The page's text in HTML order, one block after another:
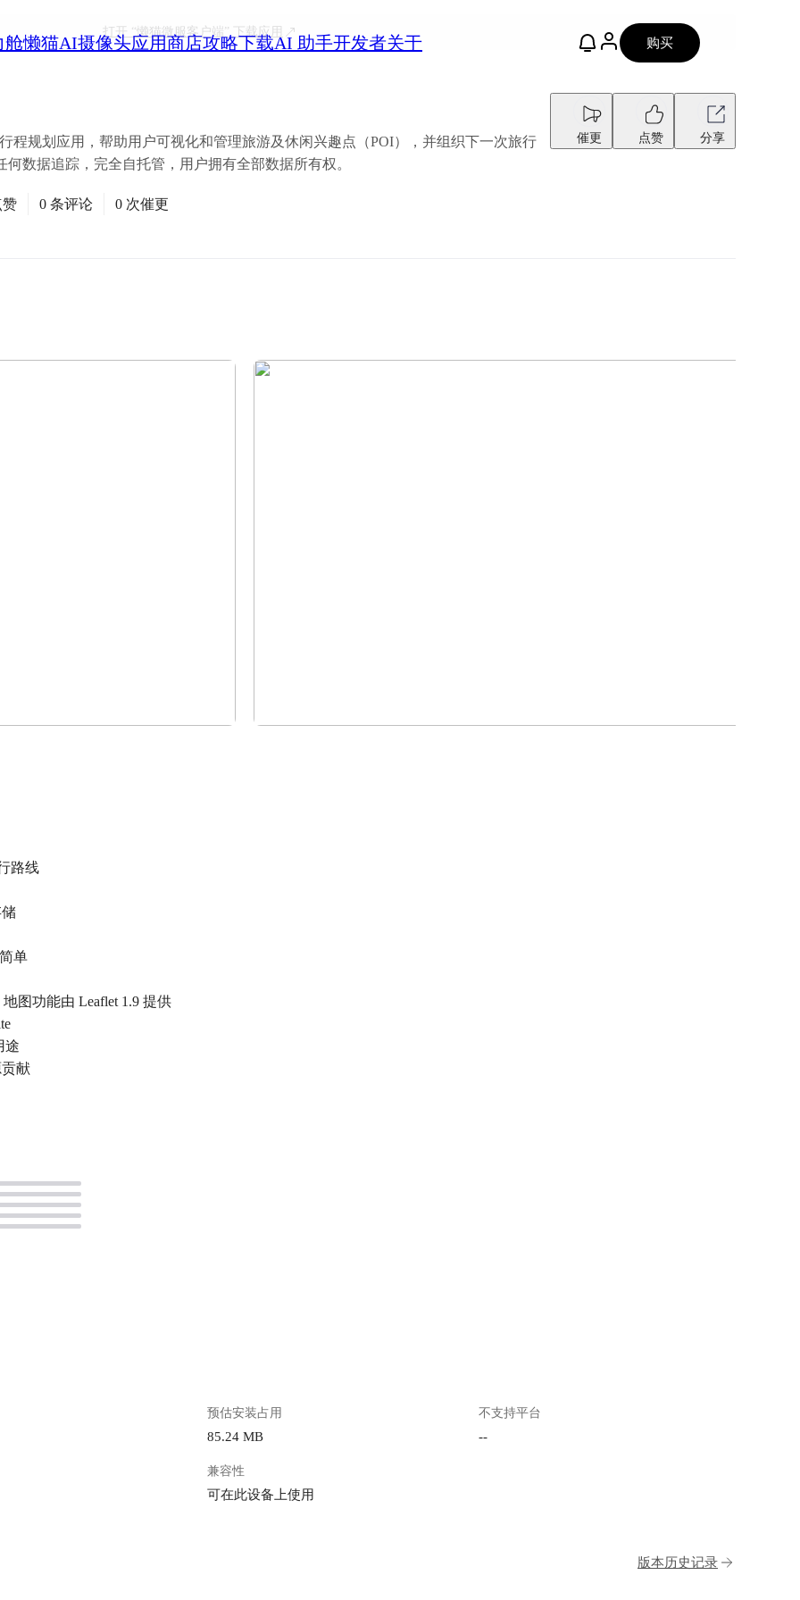
舱懒猫AI摄像头应用商店攻略下载AI 助手开发者关于 购买
打开 “懒猫微服客户端”下载应用
程规划应用，帮助用户可视化和管理旅游及休闲兴趣点（POI），并组织下一次旅行
数据追踪，完全自托管，用户拥有全部数据所有权。
催更 点赞 分享
赞 0 条评论 0 次催更
路线
单
图功能由 Leaflet 1.9 提供
途
献
预估安装占用
85.24 MB
不支持平台
--
兼容性
可在此设备上使用
版本历史记录